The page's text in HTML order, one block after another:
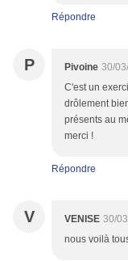
Répondre
P Pivoine 30/
C'est un
drôlement
présents au
merci !
Répondre
V VENISE 30/
nous voilà